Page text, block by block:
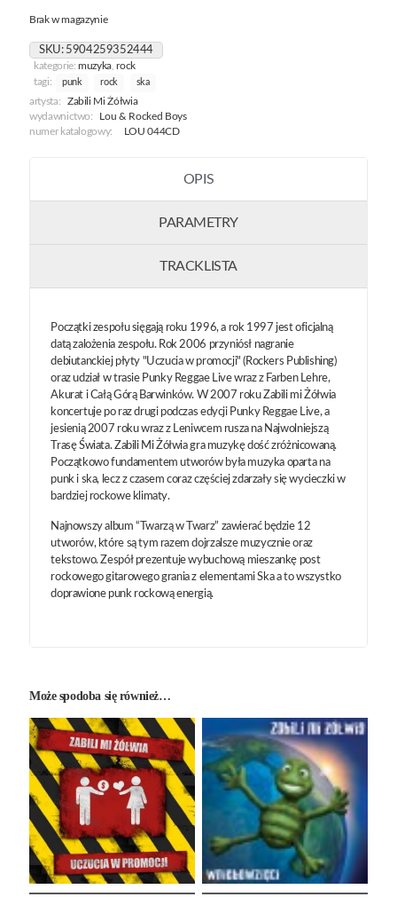
Brak w magazynie
SKU: 5904259352444
kategorie:muzyka,rock
tagi:
punk rock ska
artysta:
Zabili Mi Żółwia
wydawnictwo:
Lou & Rocked Boys
numer katalogowy:
LOU 044CD
OPIS
PARAMETRY
TRACKLISTA
Początki zespołu sięgają roku 1996, a rok 1997 jest oficjalną
datą zalożenia zespołu. Rok 2006 przyniósł nagranie
debiutanckiej płyty "Uczucia w promocji" (Rockers Publishing)
oraz udział w trasie Punky Reggae Live wraz z Farben Lehre,
Akurat i Całą Górą Barwinków. W 2007 roku Zabili mi Żółwia
koncertuje po raz drugi podczas edycji Punky Reggae Live, a
jesienią 2007 roku wraz z Leniwcem rusza na Najwolniejszą
Trasę Świata. Zabili Mi Żółwia gra muzykę dość zróżnicowaną.
Początkowo fundamentem utworów była muzyka oparta na
punk i ska, lecz z czasem coraz częściej zdarzały się wycieczki w
bardziej rockowe klimaty.
Najnowszy album “Twarzą w Twarz” zawierać będzie 12
utworów, które są tym razem dojrzalsze muzycznie oraz
tekstowo. Zespół prezentuje wybuchową mieszankę post
rockowego gitarowego grania z elementami Ska a to wszystko
doprawione punk rockową energią.
Może spodoba się również…